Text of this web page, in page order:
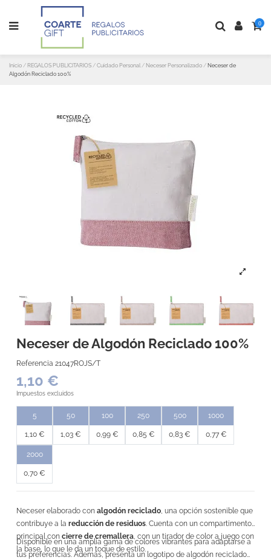
0
Inicio REGALOS PUBLICITARIOS Cuidado Personal Neceser Personalizado
Neceser de
Algodón Reciclado 100%
Neceser de Algodón Reciclado 100%
Referencia 21047ROJS/T
1,10 €
Impuestos excluidos
5
1,10 €
50
1,03 €
100
0,99 €
250
0,85 €
500
0,83 €
1000
0,77 €
2000
0,70 €
Neceser elaborado con algodón reciclado , una opción sostenible que
contribuye a la reducción de residuos . Cuenta con un compartimento
principal con cierre de cremallera , con un tirador de color a juego con
la base, lo que le da un toque de estilo.
Disponible en una amplia gama de colores vibrantes para adaptarse a
tus preferencias. Además, presenta un logotipo de algodón reciclado